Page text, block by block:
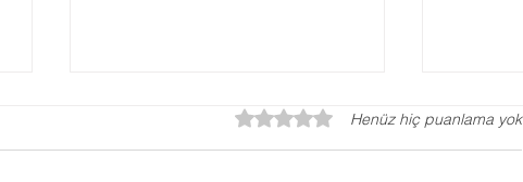
5 üzerinden 0 yıldızHenüz hiç puanlama yok